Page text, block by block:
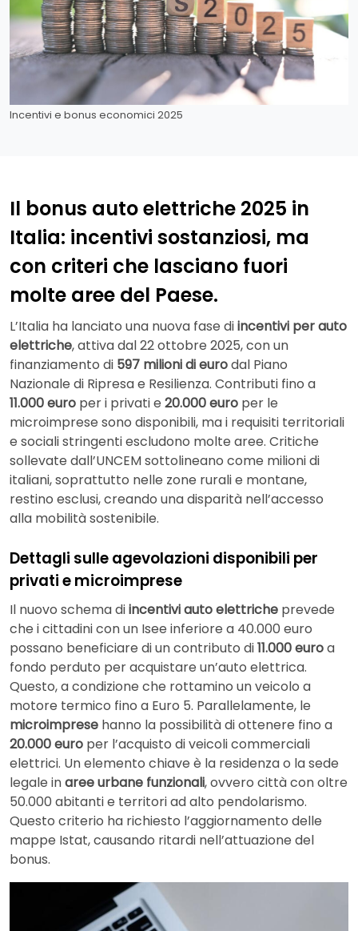
Incentivi e bonus economici 2025
Il bonus auto elettriche 2025 in
Italia: incentivi sostanziosi, ma
con criteri che lasciano fuori
molte aree del Paese.
L’Italia ha lanciato una nuova fase diincentivi per auto
elettriche, attiva dal 22 ottobre 2025, con un
finanziamento di 597 milioni di eurodal Piano
Nazionale di Ripresa e Resilienza. Contributi fino a
11.000 euro per i privati e 20.000 euro per le
microimprese sono disponibili, ma i requisiti territoriali
e sociali stringenti escludono molte aree. Critiche
sollevate dall’UNCEM sottolineano come milioni di
italiani, soprattutto nelle zone rurali e montane,
restino esclusi, creando una disparità nell’accesso
alla mobilità sostenibile.
Dettagli sulle agevolazioni disponibili per
privati e microimprese
Il nuovo schema diincentivi auto elettriche prevede
che i cittadini con un Isee inferiore a 40.000 euro
possano beneficiare di un contributo di11.000 euroa
fondo perduto per acquistare un’auto elettrica.
Questo, a condizione che rottamino un veicolo a
motore termico fino a Euro 5. Parallelamente, le
microimprese hanno la possibilità di ottenere fino a
20.000 euro per l’acquisto di veicoli commerciali
elettrici. Un elemento chiave è la residenza o la sede
legale inaree urbane funzionali, ovvero città con oltre
50.000 abitanti e territori ad alto pendolarismo.
Questo criterio ha richiesto l’aggiornamento delle
mappe Istat, causando ritardi nell’attuazione del
bonus.